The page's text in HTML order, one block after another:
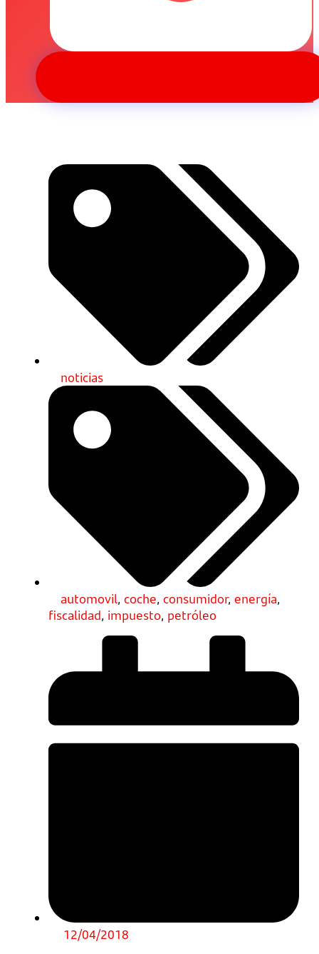
noticias
automovil, coche, consumidor, energía,
fiscalidad, impuesto, petróleo
12/04/2018